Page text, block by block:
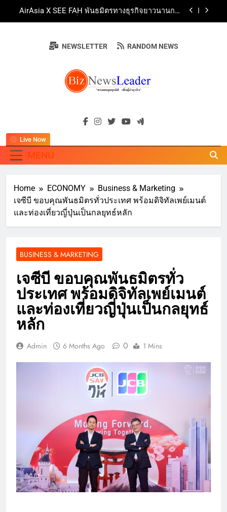
AirAsia X SEE FAH พันธมิตรทางธุรกิจยาวนานกว่า
ทางวิชาการและการตลาดเชิงรุก แนะเคล็ดลับปรับ
ธุรกิจท่องเที่ยวไทย “ขายได้ ขายดี ขายนาน”
สืบสานพุทธศาสนา สร้างสังคมปลอดเหล้า ภายใต้
แนวคิด “90 วัน เก็บแต้มสุขภาพดี สิ่งดีๆ จะเกิดขึ้น”
Guangzhou Yinghao School Unveils Vision for
Future-Ready Education
“ข้าวหน้าไก่ราชวงศ์” พุ่งทะยานสู่น่านฟ้า
ททท. ร่วมมือกับ จุฬาลงกรณ์มหาวิทยาลัย จัดสัมมนา
ธุรกิจท่องเที่ยวไทย “ขายได้ ขายดี ขายนาน”
BIZNEWSLEADER
"ครอบคลุมทุกมิติ เพื่อ…ผู้นำธุรกิจ"
NEWSLETTER RANDOM NEWS
MENU
Live Now
Home ECONOMY
Business & Marketing
เจซีบี ขอบคุณพันธมิตรทั่วประเทศ พร้อมดิจิทัลเพย์เมนต์
และท่องเที่ยวญี่ปุ่นเป็นกลยุทธ์หลัก
BUSINESS & MARKETING
เจซีบี ขอบคุณพันธมิตรทั่ว
ประเทศ พร้อมดิจิทัลเพย์เมนต์
และท่องเที่ยวญี่ปุ่นเป็นกลยุทธ์
หลัก
Admin 6 Months Ago 0 1 Mins